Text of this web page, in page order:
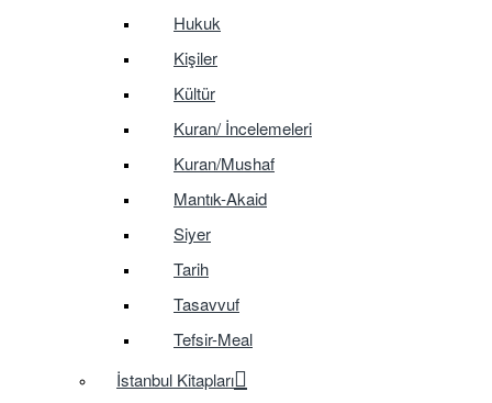
Hukuk
Kişiler
Kültür
Kuran/ İncelemeleri
Kuran/Mushaf
Mantık-Akaid
Siyer
Tarih
Tasavvuf
Tefsir-Meal
İstanbul Kitapları